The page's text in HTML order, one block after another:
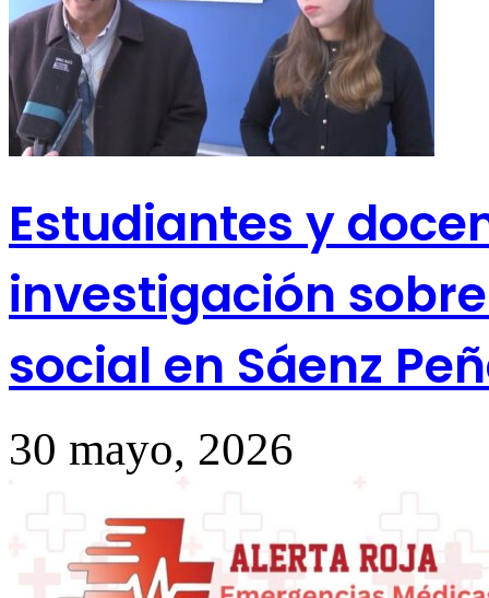
Estudiantes y
investigación
social en Sáenz
30 mayo, 2026